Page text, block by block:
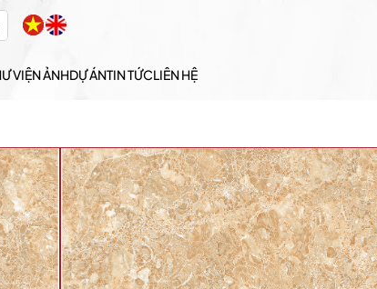
VIỆN ẢNHDỰ ÁNTIN TỨCLIÊN HỆ